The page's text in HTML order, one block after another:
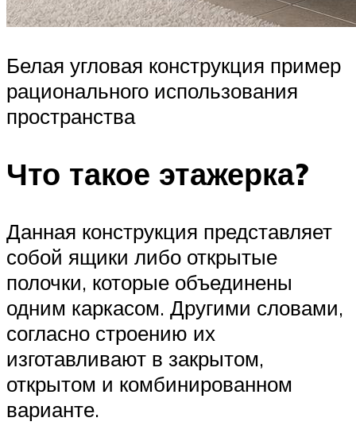
Белая угловая конструкция пример
рационального использования
пространства
Что такое этажерка?
Данная конструкция представляет
собой ящики либо открытые
полочки, которые объединены
одним каркасом. Другими словами,
согласно строению их
изготавливают в закрытом,
открытом и комбинированном
варианте.